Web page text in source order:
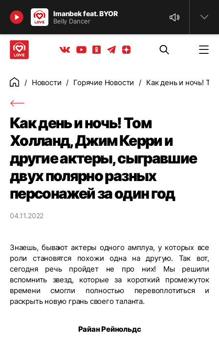
Imanbek feat. BYOR
Belly Dancer
Найти
Вконтакте
YoutubeОдноклассники
ТелеграмЯндекс дзен
ГлавнаяНовости Горячие Новости Как день и ночь!
Как день и ночь! Том
Холланд, Джим Керри и
другие актеры, сыгравшие
двух полярно разных
персонажей за один год
04.11.2022
Знаешь, бывают актеры одного амплуа, у которых все
роли становятся похожи одна на другую. Так вот,
сегодня речь пройдет не про них! Мы решили
вспомнить звезд, которые за короткий промежуток
времени смогли полностью перевоплотиться и
раскрыть новую грань своего таланта.
Райан Рейнольдс